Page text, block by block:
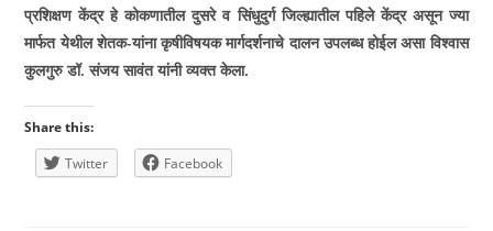
प्रशिक्षण केंद्र हे कोकणातील दुसरे व सिंधुदुर्ग जिल्ह्यातील पहिले केंद्र असून ज्या
मार्फत येथील शेतक-यांना कृषीविषयक मार्गदर्शनाचे दालन उपलब्ध होईल असा विश्वास
कुलगुरु डॉ. संजय सावंत यांनी व्यक्त केला.
Share this:
Twitter
Facebook